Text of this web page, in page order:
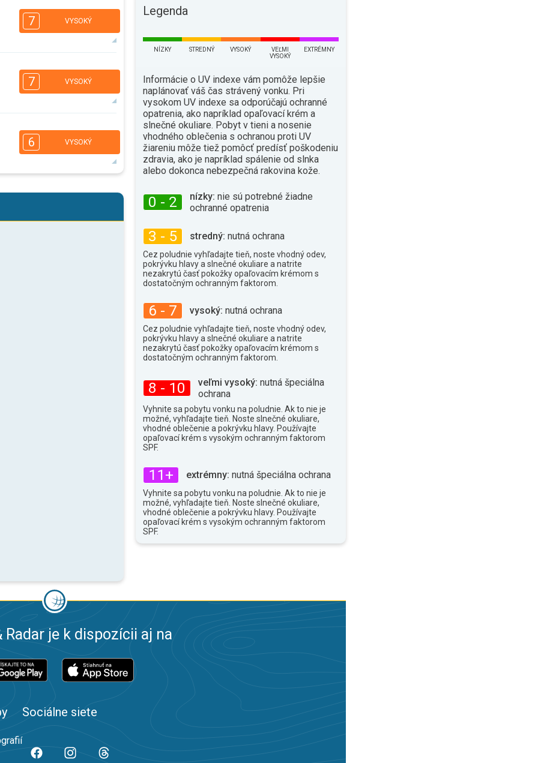
3
16:00
35°max.
7 VYSOKÝ
3
16:00
31°max.
7 VYSOKÝ
3
16:00
31°max.
6 VYSOKÝ
3
2
1
Legenda
NÍZKY STREDNÝ VYSOKÝ
VEĽMI
VYSOKÝ
EXTRÉMNY
Informácie o UV indexe vám pomôže lepšie
naplánovať váš čas strávený vonku. Pri
vysokom UV indexe sa odporúčajú ochranné
opatrenia, ako napríklad opaľovací krém a
slnečné okuliare. Pobyt v tieni a nosenie
vhodného oblečenia s ochranou proti UV
žiareniu môže tiež pomôcť predísť poškodeniu
zdravia, ako je napríklad spálenie od slnka
alebo dokonca nebezpečná rakovina kože.
0 - 2 nízky: nie sú potrebné žiadne
ochranné opatrenia
3 - 5 stredný: nutná ochrana
Cez poludnie vyhľadajte tieň, noste vhodný odev,
pokrývku hlavy a slnečné okuliare a natrite
nezakrytú časť pokožky opaľovacím krémom s
dostatočným ochranným faktorom.
6 - 7 vysoký: nutná ochrana
Cez poludnie vyhľadajte tieň, noste vhodný odev,
pokrývku hlavy a slnečné okuliare a natrite
nezakrytú časť pokožky opaľovacím krémom s
dostatočným ochranným faktorom.
8 - 10 veľmi vysoký: nutná špeciálna
ochrana
Vyhnite sa pobytu vonku na poludnie. Ak to nie je
možné, vyhľadajte tieň. Noste slnečné okuliare,
vhodné oblečenie a pokrývku hlavy. Používajte
opaľovací krém s vysokým ochranným faktorom
SPF.
11+ extrémny: nutná špeciálna ochrana
Vyhnite sa pobytu vonku na poludnie. Ak to nie je
možné, vyhľadajte tieň. Noste slnečné okuliare,
vhodné oblečenie a pokrývku hlavy. Používajte
opaľovací krém s vysokým ochranným faktorom
SPF.
Radar je k dispozícii aj na
Sociálne siete